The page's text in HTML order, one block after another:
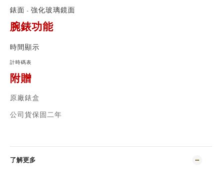
錶面 - 強化玻璃鏡面
腕錶功能
時間顯示
計時碼表
附贈
原廠錶盒
公司貨保固二年
了解更多